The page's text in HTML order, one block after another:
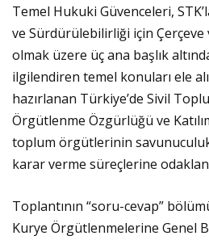
Temel Hukuki Güvenceleri,
ve Sürdürülebilirliği için Çerçeve
olmak üzere üç ana başlık
ilgilendiren temel konuları ele
hazırlanan Türkiye’de Sivil
Örgütlenme Özgürlüğü ve
toplum örgütlerinin
karar verme süreçlerine
Toplantının “soru-cevap”
Kurye Örgütlenmelerine Genel